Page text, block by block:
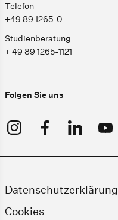
Telefon
+49 89 1265-0
Studienberatung
+ 49 89 1265-1121
Folgen Sie uns
Datenschutzerklärung
Cookies